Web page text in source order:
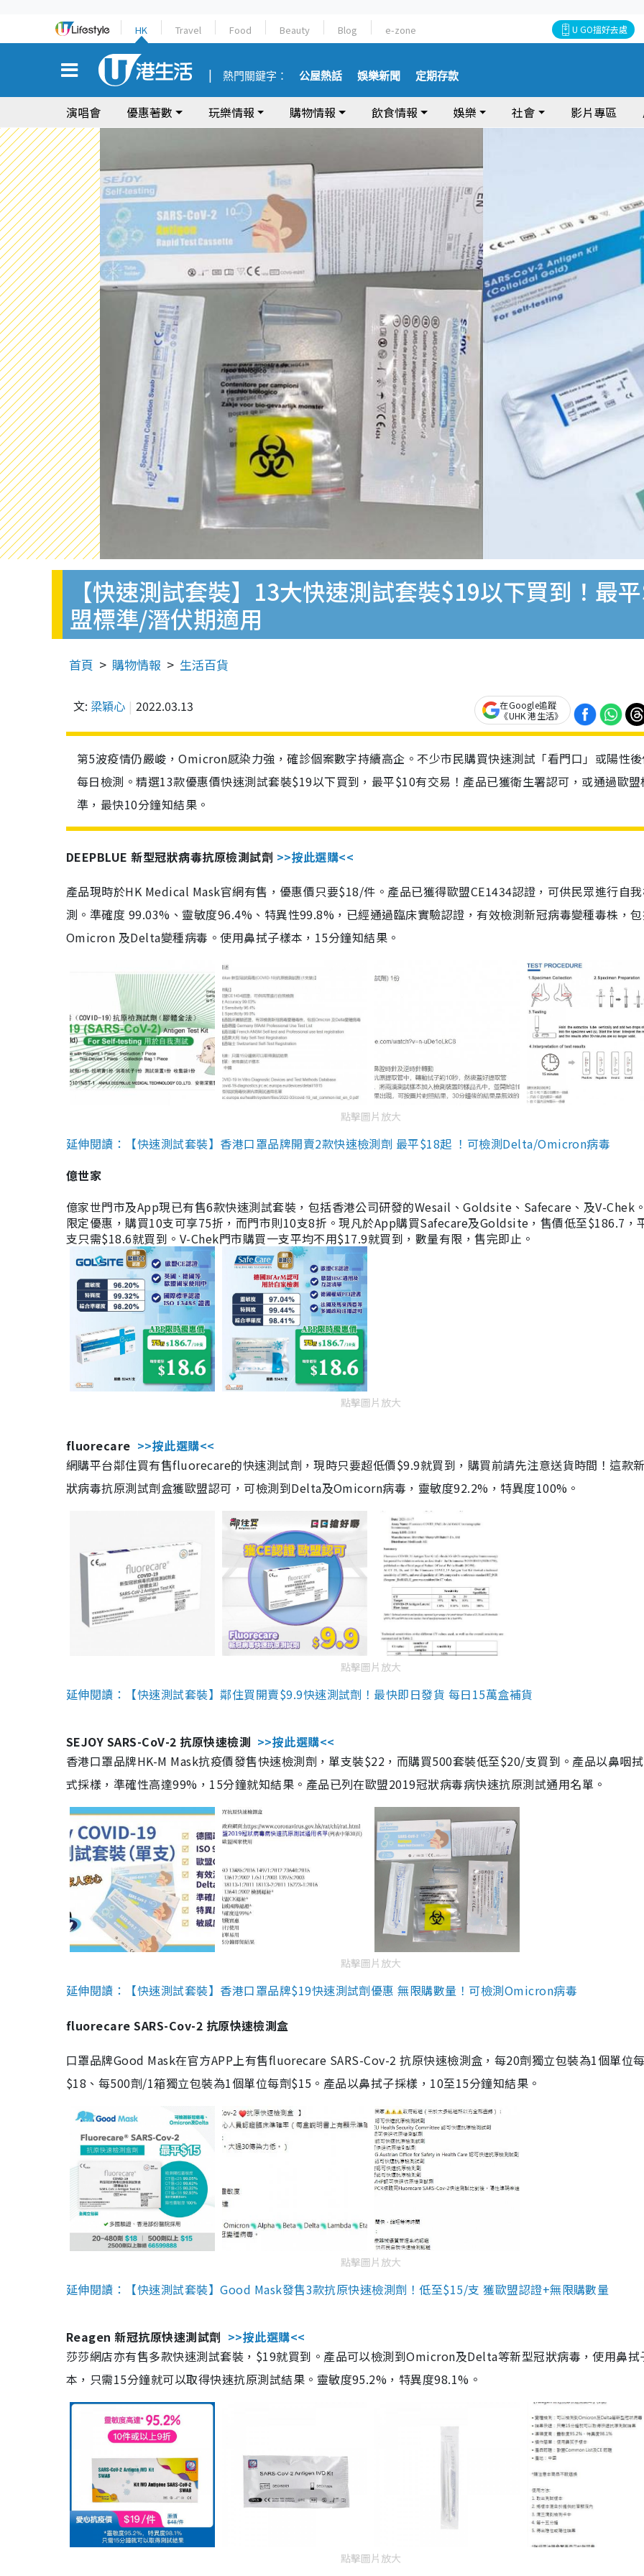
HK Travel Food Beauty Blog e-zone U GO搵好去處
熱門關鍵字： 公屋熱話 娛樂新聞 定期存款
演唱會 優惠著數 玩樂情報 購物情報 飲食情報 娛樂 社會 影片專區
【快速測試套裝】13大快速測試套裝$19以下買到！最
盟標準/潛伏期適用
首頁 購物情報 生活百貨
文: 梁穎心 2022.03.13
在Google追蹤
《UHK 港生活》
第5波疫情仍嚴峻，Omicron感染力強，確診個案數字持續高企。不少市民購買快速測試「看門口」或陽性
每日檢測。精選13款優惠價快速測試套裝$19以下買到，最平$10有交易！產品已獲衛生署認可，或通過歐盟
準，最快10分鐘知結果。
DEEPBLUE 新型冠狀病毒抗原檢測試劑 >>按此選購<<
產品現時於HK Medical Mask官網有售，優惠價只要$18/件。產品已獲得歐盟CE1434認證，可供民眾進行自
測。準確度 99.03%、靈敏度96.4%、特異性99.8%，已經通過臨床實驗認證，有效檢測新冠病毒變種毒株，
Omicron 及Delta變種病毒。使用鼻拭子樣本，15分鐘知結果。
點擊圖片放大
延伸閱讀：【快速測試套裝】香港口罩品牌開賣2款快速檢測劑 最平$18起 ！可檢測Delta/Omicron病毒
億世家
億家世門市及App現已有售6款快速測試套裝，包括香港公司研發的Wesail、Goldsite、Safecare、及V-Chek
限定優惠，購買10支可享75折，而門市則10支8折。現凡於App購買Safecare及Goldsite，售價低至$186.7，
支只需$18.6就買到。V-Chek門市購買一支平均不用$17.9就買到，數量有限，售完即止。
點擊圖片放大
fluorecare >>按此選購<<
網購平台鄰住買有售fluorecare的快速測試劑，現時只要超低價$9.9就買到，購買前請先注意送貨時間！這款
狀病毒抗原測試劑盒獲歐盟認可，可檢測到Delta及Omicorn病毒，靈敏度92.2%，特異度100%。
點擊圖片放大
延伸閱讀：【快速測試套裝】鄰住買開賣$9.9快速測試劑！最快即日發貨 每日15萬盒補貨
SEJOY SARS-CoV-2 抗原快速檢測 >>按此選購<<
香港口罩品牌HK-M Mask抗疫價發售快速檢測劑，單支裝$22，而購買500套裝低至$20/支買到。產品以鼻咽
式採樣，準確性高達99%，15分鐘就知結果。產品已列在歐盟2019冠狀病毒病快速抗原測試通用名單。
點擊圖片放大
延伸閱讀：【快速測試套裝】香港口罩品牌$19快速測試劑優惠 無限購數量！可檢測Omicron病毒
fluorecare SARS-Cov-2 抗原快速檢測盒
口罩品牌Good Mask在官方APP上有售fluorecare SARS-Cov-2 抗原快速檢測盒，每20劑獨立包裝為1個單位
$18、每500劑/1箱獨立包裝為1個單位每劑$15。產品以鼻拭子採樣，10至15分鐘知結果。
點擊圖片放大
延伸閱讀：【快速測試套裝】Good Mask發售3款抗原快速檢測劑！低至$15/支 獲歐盟認證+無限購數量
Reagen 新冠抗原快速測試劑 >>按此選購<<
莎莎網店亦有售多款快速測試套裝，$19就買到。產品可以檢測到Omicron及Delta等新型冠狀病毒，使用鼻拭
本，只需15分鐘就可以取得快速抗原測試結果。靈敏度95.2%，特異度98.1%。
點擊圖片放大